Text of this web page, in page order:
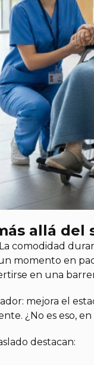
allá del
comodidad
momento en
en una
mejora el
¿No es eso,
destacan: